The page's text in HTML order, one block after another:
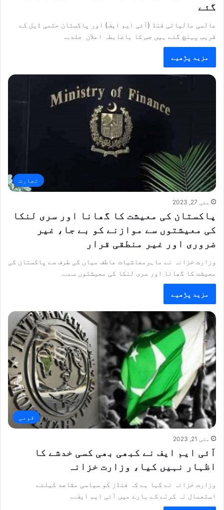
گئے
عالمی مالیاتی فنڈ (آئی ایم ایف) اور پاکستان حتمی ڈیل کے
قریب پہنچ گئے ہیں جس کا باضابطہ اعلان جلد…
مزید پڑھیے
تجارت
مئی 27, 2023
پاکستان کی معیشت کا گھانا اور سری لنکا
کی معیشتوں سے موازنے کو بے جا، غیر
ضروری اور غیر منطقی قرار
وزارت خزانہ نے ماہرمعاشیات عاطف میاں کی طرف سے پاکستان کی
معیشت کا گھانا اور سری لنکا کی معیشتوں سے…
مزید پڑھیے
قومی
مئی 21, 2023
آئی ایم ایف نے کبھی بھی کسی خدشے کا
اظہار نہیں کیا، وزارت خزانہ
وزارت خزانہ نے کہا ہے کہ فنڈز کو سیاسی مقاصد کیلئے
استعمال نہ کرنے کے بارے میں آئی ایم ایف…